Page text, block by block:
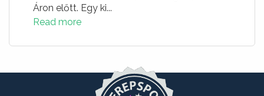
Áron előtt. Egy ki...
Read more